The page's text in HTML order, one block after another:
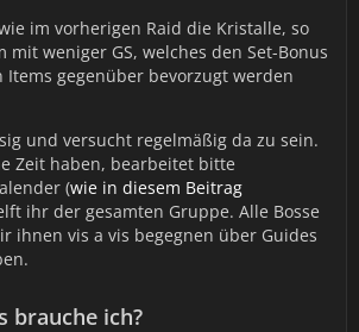
im vorherigen Raid die Kristalle, so
mit weniger GS, welches den Set-Bonus
gegenüber bevorzugt werden
und versucht regelmäßig da zu sein.
Zeit haben, bearbeitet bitte
(wie in diesem Beitrag
ihr der gesamten Gruppe. Alle Bosse
ihnen vis a vis begegnen über Guides
brauche ich?